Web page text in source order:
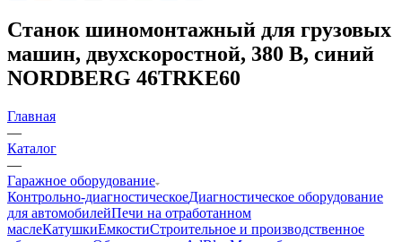
Станок шиномонтажный для грузовых
машин, двухскоростной, 380 В, синий
NORDBERG 46TRKE60
Главная
—
Каталог
—
Гаражное оборудование
Контрольно-диагностическоеДиагностическое оборудование
для автомобилейПечи на отработанном
маслеКатушкиЕмкостиСтроительное и производственное